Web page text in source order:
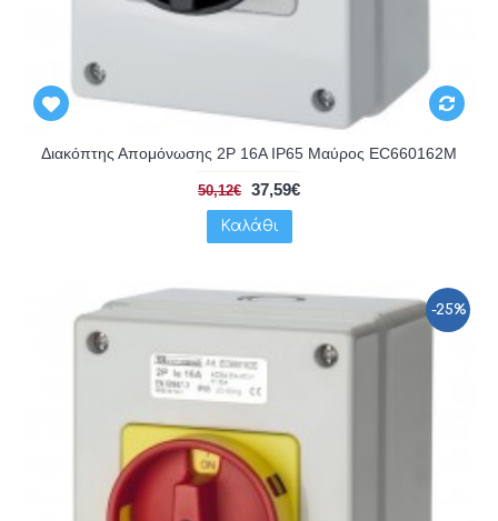
Διακόπτης Απομόνωσης 2P 16A IP65 Μαύρος EC660162M
50,12€ 37,59€
Καλάθι
-25%